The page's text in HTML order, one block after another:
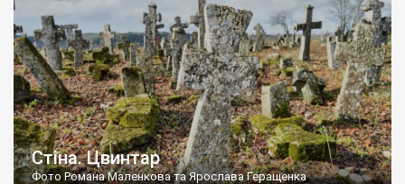
Стіна. Цвинтар
Фото Романа Маленкова та Ярослава Геращенка